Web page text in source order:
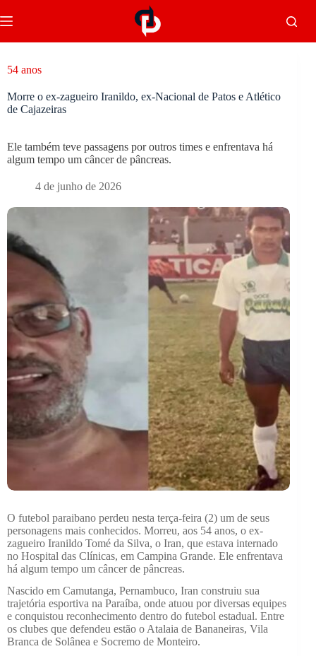
54 anos
Morre o ex-zagueiro Iranildo, ex-Nacional de Patos e Atlético
de Cajazeiras
Ele também teve passagens por outros times e enfrentava há
algum tempo um câncer de pâncreas.
4 de junho de 2026
O futebol paraibano perdeu nesta terça-feira (2) um de seus
personagens mais conhecidos. Morreu, aos 54 anos, o ex-
zagueiro Iranildo Tomé da Silva, o Iran, que estava internado
no Hospital das Clínicas, em Campina Grande. Ele enfrentava
há algum tempo um câncer de pâncreas.
Nascido em Camutanga, Pernambuco, Iran construiu sua
trajetória esportiva na Paraíba, onde atuou por diversas equipes
e conquistou reconhecimento dentro do futebol estadual. Entre
os clubes que defendeu estão o Atalaia de Bananeiras, Vila
Branca de Solânea e Socremo de Monteiro.